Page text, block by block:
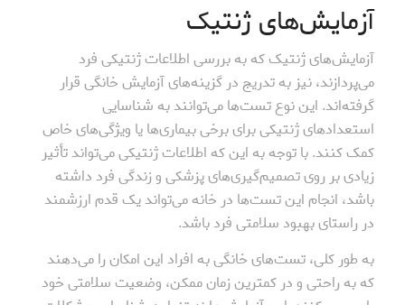
آزمایش‌های ژنتیک
آزمایش‌های ژنتیک که به بررسی اطلاعات ژنتیکی فرد
می‌پردازند، نیز به تدریج در گزینه‌های آزمایش خانگی قرار
گرفته‌اند. این نوع تست‌ها می‌توانند به شناسایی
استعدادهای ژنتیکی برای برخی بیماری‌ها یا ویژگی‌های خاص
کمک کنند. با توجه به این که اطلاعات ژنتیکی می‌تواند تأثیر
زیادی بر روی تصمیم‌گیری‌های پزشکی و زندگی فرد داشته
باشد، انجام این تست‌ها در خانه می‌تواند یک قدم ارزشمند
در راستای بهبود سلامتی فرد باشد.
به طور کلی، تست‌های خانگی به افراد این امکان را می‌دهند
که به راحتی و در کمترین زمان ممکن، وضعیت سلامتی خود